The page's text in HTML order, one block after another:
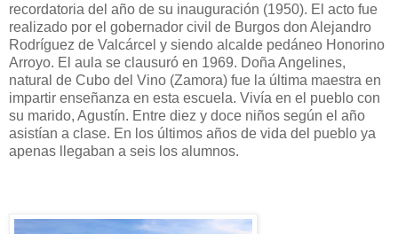
recordatoria del año de su inauguración (1950). El acto fue
realizado por el gobernador civil de Burgos don Alejandro
Rodríguez de Valcárcel y siendo alcalde pedáneo Honorino
Arroyo. El aula se clausuró en 1969. Doña Angelines,
natural de Cubo del Vino (Zamora) fue la última maestra en
impartir enseñanza en esta escuela. Vivía en el pueblo con
su marido, Agustín. Entre diez y doce niños según el año
asistían a clase. En los últimos años de vida del pueblo ya
apenas llegaban a seis los alumnos.